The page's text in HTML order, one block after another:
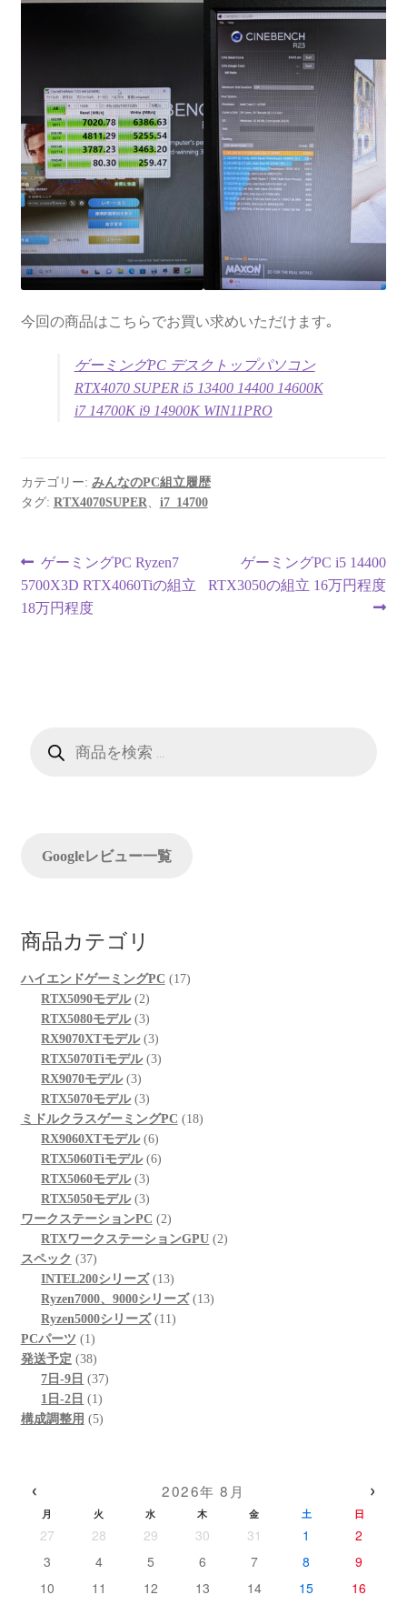
今回の商品はこちらでお買い求めいただけます｡
ゲーミングPC デスクトップパソコン
RTX4070 SUPER i5 13400 14400 14600K
i7 14700K i9 14900K WIN11PRO
カテゴリー: みんなのPC組立履歴
タグ: RTX4070SUPER i7_14700
投
稿
ー
ン
前
の
投
ゲーミングPC Ryzen7
5700X3D RTX4060Tiの組立
18万円程度
次
の
ゲーミングPC i5 14400
RTX3050の組立 16万円程度
Googleレビュー一覧
商品カテゴリ
ハイエンドゲーミングPC 1717
RTX5090モデル 22
個
の
商
RTX5080モデル 33
個
の
品
RX9070XTモデル 33
個
品
RTX5070Tiモデル 33
商
品
RX9070モデル 33
個
の
商
品
RTX5070モデル 33
個
の
商
品
ミドルクラスゲーミングPC 1818
RX9060XTモデル 66
個
品
RTX5060Tiモデル 66
商
品
RTX5060モデル 33
個
の
商
RTX5050モデル 33
個
の
品
ワークステーションPC 22
個
商
品
RTXワークステーションGPU 22
スペック 3737
個
の
商
品
INTEL200シリーズ 1313
個
の
Ryzen7000、9000シリーズ 1313
Ryzen5000シリーズ 1111
PCパーツ 11
個
の
商
品
発送予定 3838
個
の
商
7日-9日 3737
1日-2日 11
個
構成調整用 55
‹ 2026年 8月 ›
月 火 水 木 金 土 日
27 28 29 30 31 1
2
3
4 5 6 7 8
9
10
11 12 13 14 15
16